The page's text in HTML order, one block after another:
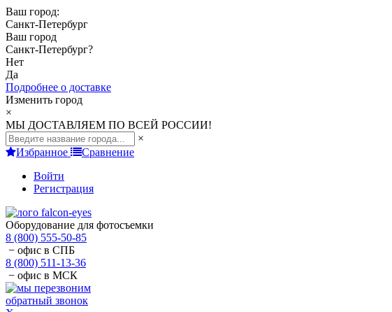
Ваш город:
Санкт-Петербург
Ваш город
Санкт-Петербург?
Нет
Да
Подробнее о доставке
Изменить город
×
МЫ ДОСТАВЛЯЕМ ПО ВСЕЙ РОССИИ!
×
Избранное
Сравнение
Войти
Регистрация
Оборудование для фотосъемки
8 (800) 555-50-85
− офис в СПБ
8 (800) 511-13-36
− офис в МСК
обратный звонок